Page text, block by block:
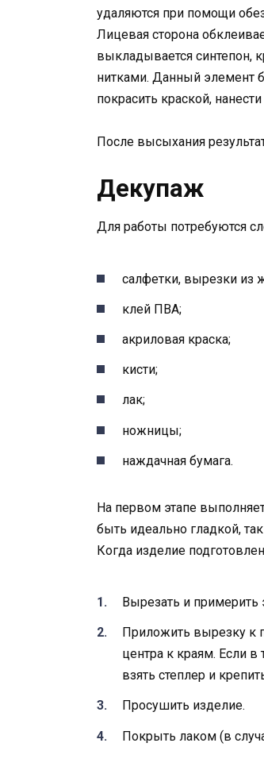
удаляются при помощи
Лицевая сторона
выкладывается синтепон,
нитками. Данный элемент
покрасить краской,
После высыхания
Декупаж
Для работы потребуются
салфетки, вырезки из
клей ПВА;
акриловая краска;
кисти;
лак;
ножницы;
наждачная бумага.
На первом этапе
быть идеально гладкой,
Когда изделие
Вырезать и примерить
Приложить вырезку к
центра к краям. Если в
взять степлер и
Просушить изделие.
Покрыть лаком (в